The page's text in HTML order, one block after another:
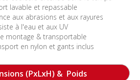
lavable et repassable
aux abrasions et aux rayures
à l'eau et aux UV
montage & transportable
en nylon et gants inclus
(PxLxH) & Poids